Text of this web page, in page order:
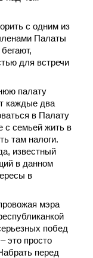
с одним из
Палаты
для встречи
палату
каждые два
в Палату
с семьей жить в
там налоги.
известный
в данном
в
мэра
побед
это просто
перед